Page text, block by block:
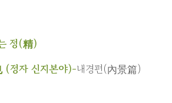
정(精)
(정자 신지본야)-내경편(內景篇)